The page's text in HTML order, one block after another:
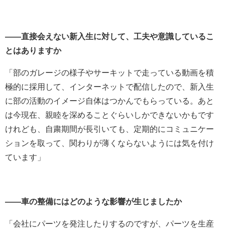
――直接会えない新入生に対して、工夫や意識しているこ
とはありますか
「部のガレージの様子やサーキットで走っている動画を積
極的に採用して、インターネットで配信したので、新入生
に部の活動のイメージ自体はつかんでもらっている。あと
は今現在、親睦を深めることぐらいしかできないかもです
けれども、自粛期間が長引いても、定期的にコミュニケー
ションを取って、関わりが薄くならないようには気を付け
ています」
――車の整備にはどのような影響が生じましたか
「会社にパーツを発注したりするのですが、パーツを生産